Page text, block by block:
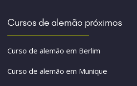
Cursos de alemão próximos
Curso de alemão em Berlim
Curso de alemão em Munique